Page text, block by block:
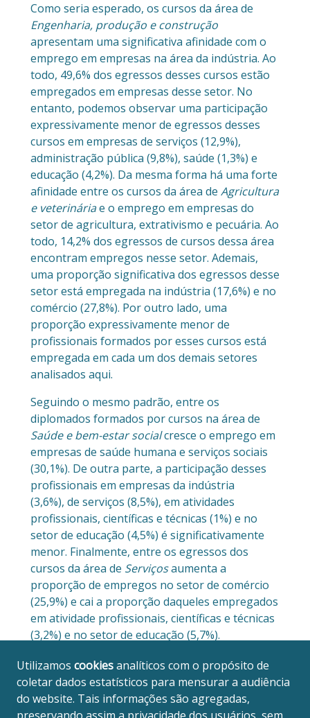
Como seria esperado, os cursos da área de
Engenharia, produção e construção
apresentam uma significativa afinidade com o
emprego em empresas na área da indústria. Ao
todo, 49,6% dos egressos desses cursos estão
empregados em empresas desse setor. No
entanto, podemos observar uma participação
expressivamente menor de egressos desses
cursos em empresas de serviços (12,9%),
administração pública (9,8%), saúde (1,3%) e
educação (4,2%). Da mesma forma há uma forte
afinidade entre os cursos da área de Agricultura
e veterináriae o emprego em empresas do
setor de agricultura, extrativismo e pecuária. Ao
todo, 14,2% dos egressos de cursos dessa área
encontram empregos nesse setor. Ademais,
uma proporção significativa dos egressos desse
setor está empregada na indústria (17,6%) e no
comércio (27,8%). Por outro lado, uma
proporção expressivamente menor de
profissionais formados por esses cursos está
empregada em cada um dos demais setores
analisados aqui.
Seguindo o mesmo padrão, entre os
diplomados formados por cursos na área de
Saúde e bem-estar socialcresce o emprego em
empresas de saúde humana e serviços sociais
(30,1%). De outra parte, a participação desses
profissionais em empresas da indústria
(3,6%), de serviços (8,5%), em atividades
profissionais, científicas e técnicas (1%) e no
setor de educação (4,5%) é significativamente
menor. Finalmente, entre os egressos dos
cursos da área de Serviçosaumenta a
proporção de empregos no setor de comércio
(25,9%) e cai a proporção daqueles empregados
em atividade profissionais, científicas e técnicas
(3,2%) e no setor de educação (5,7%).
Utilizamos cookiesanalíticos com o propósito de
coletar dados estatísticos para mensurar a audiência
do website. Tais informações são agregadas,